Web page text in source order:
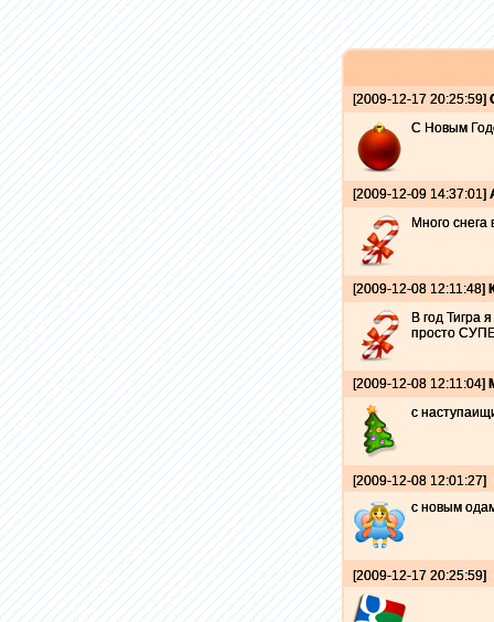
[2009-12-17 20:25:59]
С Новым
[2009-12-09 14:37:01]
Много снега
[2009-12-08 12:11:48]
В год Тигра
просто
[2009-12-08 12:11:04]
с
[2009-12-08 12:01:27]
с новым
[2009-12-17 20:25:59]